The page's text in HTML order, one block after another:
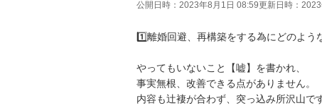
公開日時： 2023年8月1日 08:59更新日時：
1️⃣離婚回避、再構築をする為にどのよう
やってもいないこと【嘘】を書かれ、
事実無根、改善できる点がありません。
内容も辻褄が合わず、突っ込み所沢山です